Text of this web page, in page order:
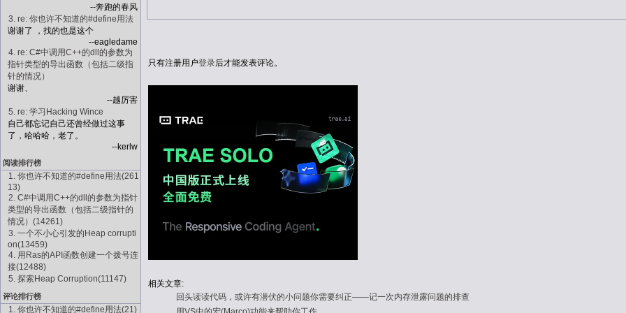
--奔跑的春风
3. re: 你也许不知道的#define用法
谢谢了 ，找的也是这个
--eagledame
4. re: C#中调用C++的dll的参数为
指针类型的导出函数（包括二级指
针的情况）
谢谢、
--越厉害
5. re: 学习Hacking Wince
自己都忘记自己还曾经做过这事
了，哈哈哈，老了。
--kerlw
阅读排行榜
1. 你也许不知道的#define用法(261
13)
2. C#中调用C++的dll的参数为指针
类型的导出函数（包括二级指针的
情况）(14261)
3. 一个不小心引发的Heap corrupti
on(13459)
4. 用Ras的API函数创建一个拨号连
接(12488)
5. 探索Heap Corruption(11147)
评论排行榜
1. 你也许不知道的#define用法(21)
只有注册用户登录后才能发表评论。
相关文章:
回头读读代码，或许有潜伏的小问题你需要纠正——记一次内存泄露问题的排查